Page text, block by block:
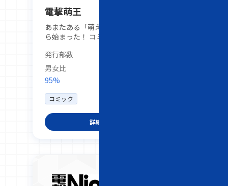
電撃萌王
あまたある「萌え」カルチャーはココか
ら始まった！ コミック電撃大王スタッ
ミックに加え、豪華作家陣による描き下
ろしイラストも毎号多数掲載。美少女イ
ラストファンの嗜好をばっちり押さえた
読み応え満点のグラビアマガジン。関連
グッズやDVD等の購買意欲の高い読者が
多いので、販促PR効果の非常に高いメ
ディアです。
発行部数
男女比
95%
コミック
詳細を見る